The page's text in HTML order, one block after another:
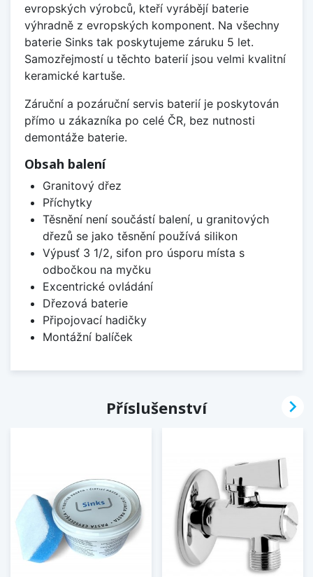
evropských výrobců, kteří vyrábějí baterie
výhradně z evropských komponent. Na všechny
baterie Sinks tak poskytujeme záruku 5 let.
Samozřejmostí u těchto baterií jsou velmi kvalitní
keramické kartuše.
Záruční a pozáruční servis baterií je poskytován
přímo u zákazníka po celé ČR, bez nutnosti
demontáže baterie.
Obsah balení
Granitový dřez
Příchytky
Těsnění není součástí balení, u granitových
dřezů se jako těsnění používá silikon
Výpusť 3 1/2, sifon pro úsporu místa s
odbočkou na myčku
Excentrické ovládání
Dřezová baterie
Připojovací hadičky
Montážní balíček
Příslušenství 